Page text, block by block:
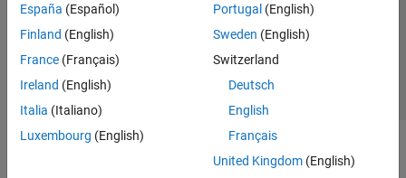
España (Español)
Finland (English)
France (Français)
Ireland (English)
Italia (Italiano)
Luxembourg (English)
Portugal (English)
Sweden (English)
Switzerland
Deutsch
English
Français
United Kingdom(English)
© 1994-2026 The MathWorks, Inc.